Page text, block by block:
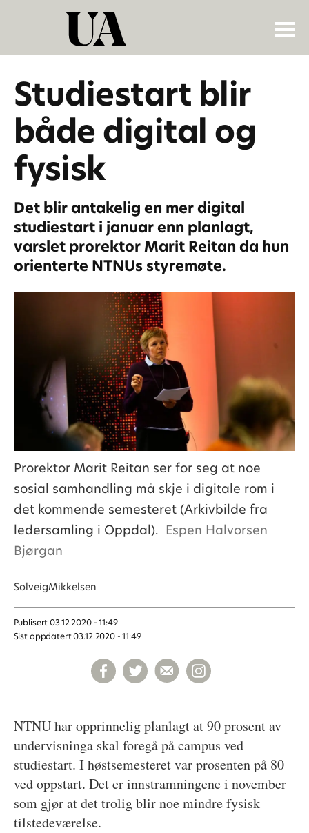
Studiestart blir
både digital og
fysisk
Det blir antakelig en mer digital
studiestart i januar enn planlagt,
varslet prorektor Marit Reitan da hun
orienterte NTNUs styremøte.
Prorektor Marit Reitan ser for seg at noe
sosial samhandling må skje i digitale rom i
det kommende semesteret (Arkivbilde fra
ledersamling i Oppdal). Espen Halvorsen
Bjørgan
SolveigMikkelsen
Publisert
03.12.2020 - 11:49
Sist oppdatert
03.12.2020 - 11:49
NTNU har opprinnelig planlagt at 90 prosent av
undervisninga skal foregå på campus ved
studiestart. I høstsemesteret var prosenten på 80
ved oppstart. Det er innstramningene i november
som gjør at det trolig blir noe mindre fysisk
tilstedeværelse.